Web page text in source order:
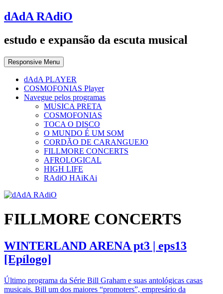
dAdA RAdiO
estudo e expansão da escuta musical
Responsive Menu
dAdA PLAYER
COSMOFONIAS Player
Navegue pelos programas
MUSICA PRETA
COSMOFONIAS
TOCA O DISCO
O MUNDO É UM SOM
CORDÃO DE CARANGUEJO
FILLMORE CONCERTS
AFROLOGICAL
HIGH LIFE
RAdiO HAiKAi
FILLMORE CONCERTS
WINTERLAND ARENA pt3 | eps13
[Epílogo]
Último programa da Série Bill Graham e suas antológicas casas
musicais. Bill um dos maiores “promoters”, empresário da